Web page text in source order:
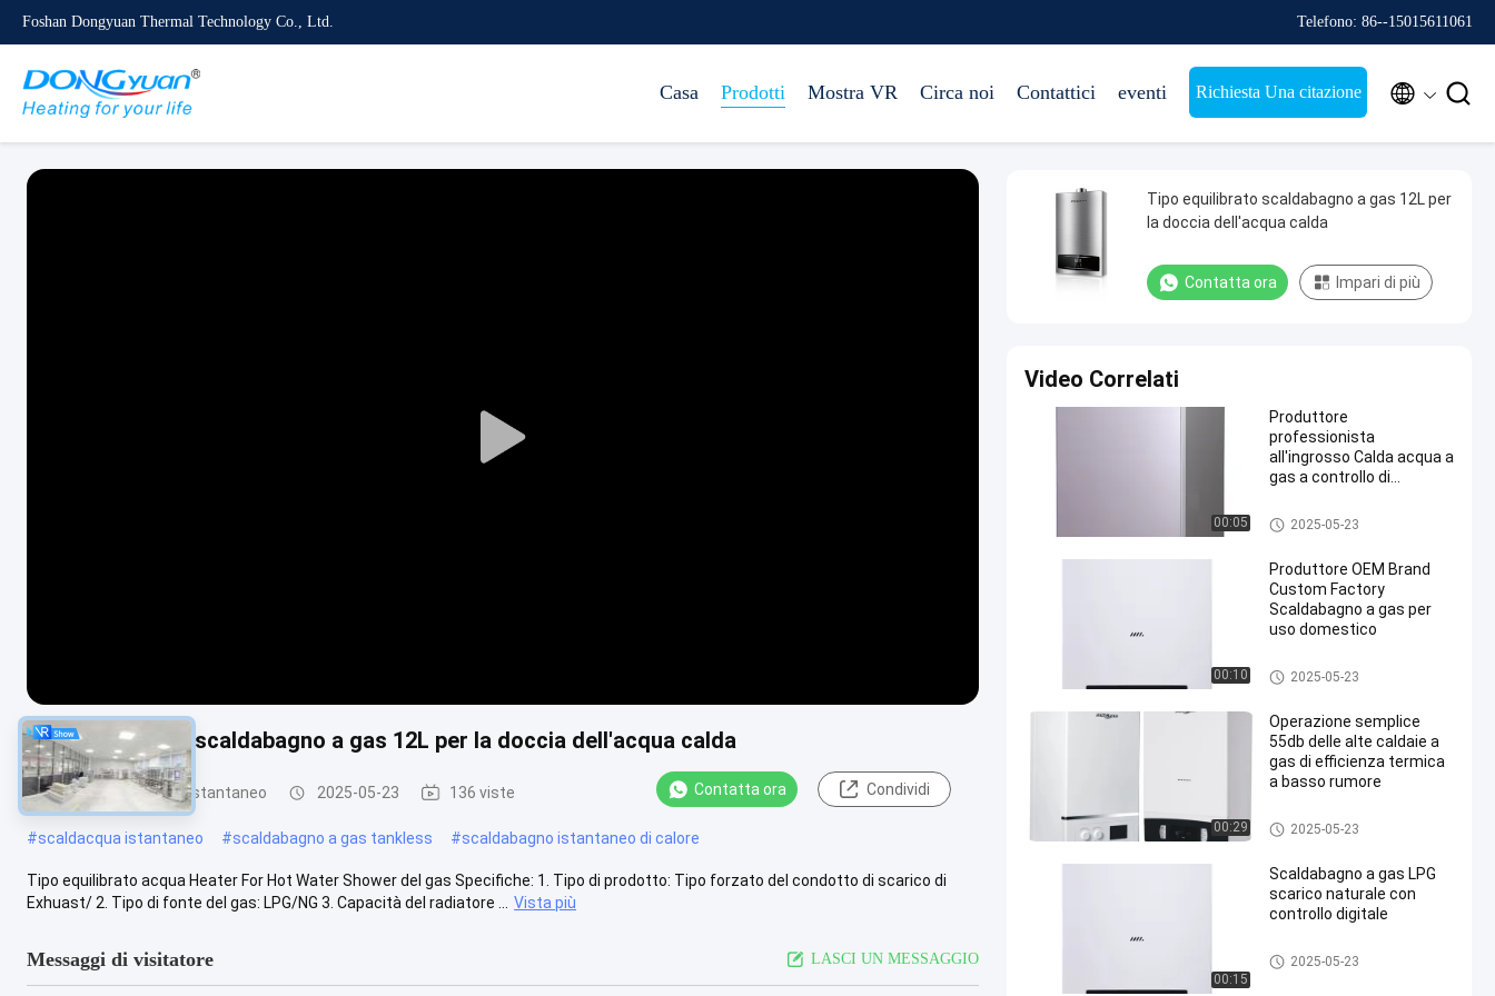
Foshan Dongyuan Thermal Technology Co., Ltd. Telefono: 86--15015611061
Casa Prodotti Mostra VR Circa noi Contattici eventi Richiesta Una citazione  
Play
Tipo equilibrato scaldabagno a gas 12L per la doccia dell'acqua calda
Scaldabagno a gas istantaneo 2025-05-23 136 viste Contatta ora Condividi
#scaldacqua istantaneo #scaldabagno a gas tankless #scaldabagno istantaneo di calore
Tipo equilibrato acqua Heater For Hot Water Shower del gas Specifiche: 1. Tipo di prodotto: Tipo forzato del condotto di scarico di
Exhuast/ 2. Tipo di fonte del gas: LPG/NG 3. Capacità del radiatore ...
Vista più
Messaggi di visitatore LASCI UN MESSAGGIO
Tipo equilibrato scaldabagno a gas 12L per
la doccia dell'acqua calda
Contatta ora Impari di più
Video Correlati
00:05
Produttore
professionista
all'ingrosso Calda acqua a
gas a controllo di
misura
La parete ha appeso la caldaia
a gas
2025-05-23
00:10
Produttore OEM Brand
Custom Factory
Scaldabagno a gas per
uso domestico
La parete ha appeso la caldaia
a gas
2025-05-23
00:29
Operazione semplice
55db delle alte caldaie a
gas di efficienza termica
a basso rumore
Caldaia a gas domestica
2025-05-23
00:15
Scaldabagno a gas LPG
scarico naturale con
controllo digitale
La parete ha appeso la caldaia
a gas
2025-05-23